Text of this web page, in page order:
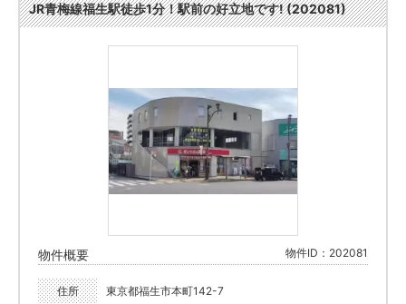
JR青梅線福生駅徒歩1分！駅前の好立地です! (202081)
物件概要 物件ID：202081
住所 東京都福生市本町142-7